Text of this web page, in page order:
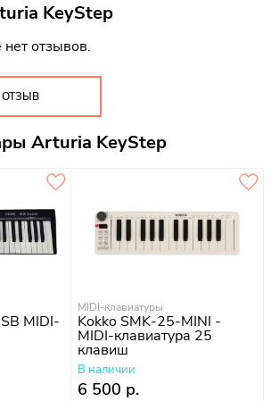
KeyStep
отзывов.
ОТЗЫВ
Arturia KeyStep
MIDI-
MIDI-клавиатуры
Kokko SMK-25-MINI -
MIDI-клавиатура 25
клавиш
В наличии
6 500 р.